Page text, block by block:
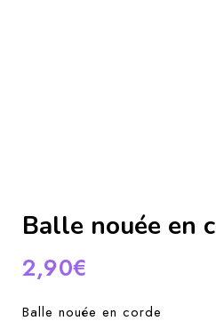
Balle nouée en
2,90€
Balle nouée en corde